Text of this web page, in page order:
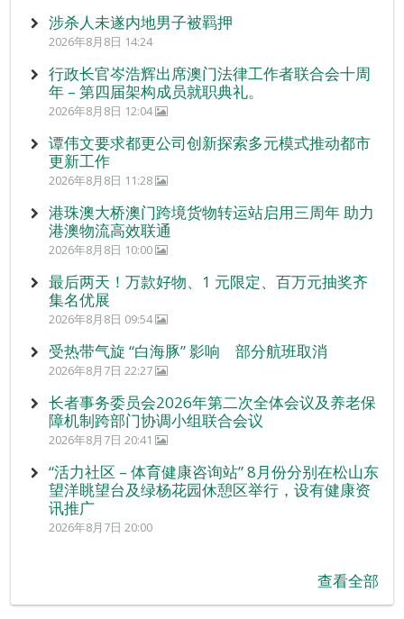
涉杀人未遂内地男子被羁押
2026年8月8日 14:24
行政长官岑浩辉出席澳门法律工作者联合会十周
年 – 第四届架构成员就职典礼。
2026年8月8日 12:04
谭伟文要求都更公司创新探索多元模式推动都市
更新工作
2026年8月8日 11:28
港珠澳大桥澳门跨境货物转运站启用三周年 助力
港澳物流高效联通
2026年8月8日 10:00
最后两天！万款好物、1 元限定、百万元抽奖齐
集名优展
2026年8月8日 09:54
受热带气旋 “白海豚” 影响 部分航班取消
2026年8月7日 22:27
长者事务委员会2026年第二次全体会议及养老保
障机制跨部门协调小组联合会议
2026年8月7日 20:41
“活力社区 – 体育健康咨询站” 8月份分别在松山东
望洋眺望台及绿杨花园休憩区举行，设有健康资
讯推广
2026年8月7日 20:00
查看全部